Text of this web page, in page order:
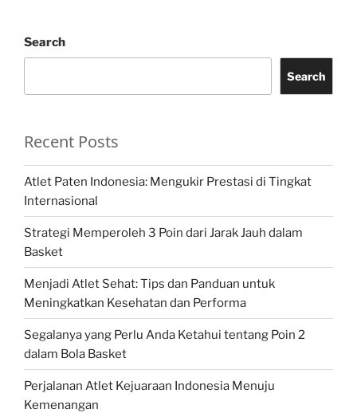
Search
Search
Recent Posts
Atlet Paten Indonesia: Mengukir Prestasi di Tingkat
Internasional
Strategi Memperoleh 3 Poin dari Jarak Jauh dalam
Basket
Menjadi Atlet Sehat: Tips dan Panduan untuk
Meningkatkan Kesehatan dan Performa
Segalanya yang Perlu Anda Ketahui tentang Poin 2
dalam Bola Basket
Perjalanan Atlet Kejuaraan Indonesia Menuju
Kemenangan